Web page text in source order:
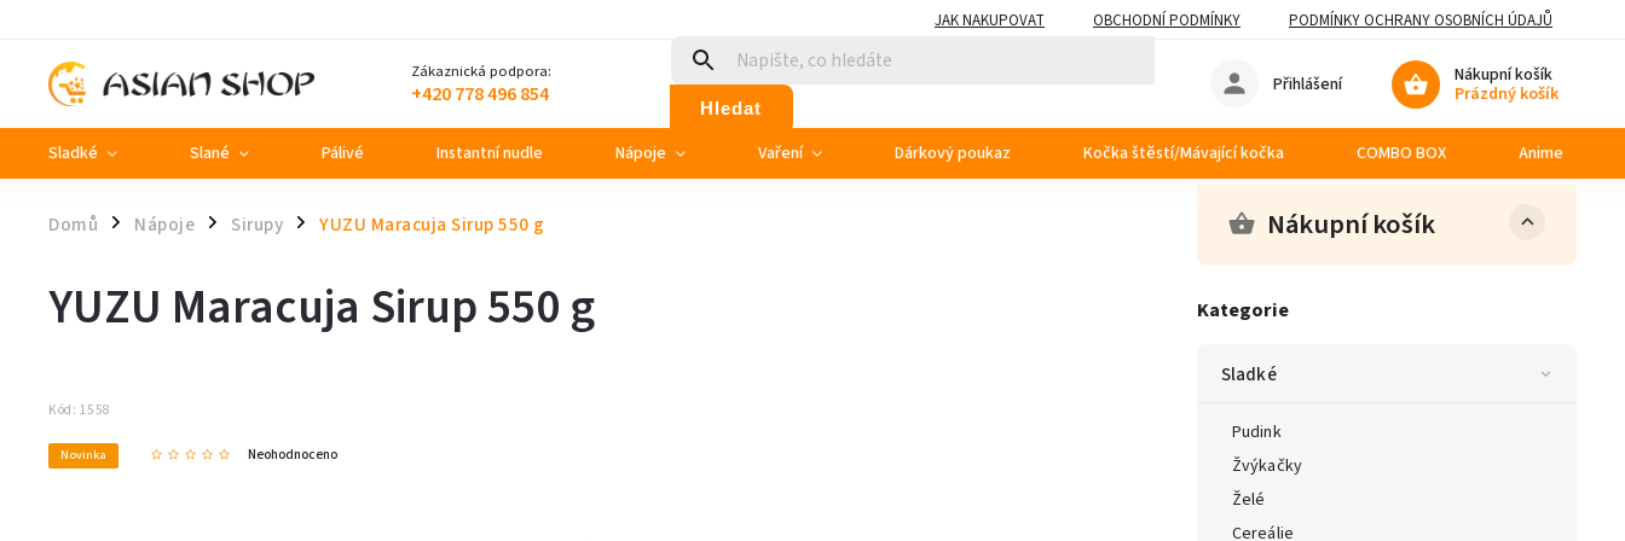
JAK NAKUPOVAT OBCHODNÍ PODMÍNKY PODMÍNKY OCHRANY OSOBNÍCH ÚDAJŮ
Zákaznická podpora:
+420 778 496 854 Hledat
Nákupní košík
Prázdný košík
Přihlášení
Sladké Slané Pálivé Instantní nudle Nápoje Vaření Dárkový poukaz Kočka štěstí/Mávající kočka COMBO BOX Anime
Domů / Nápoje / Sirupy / YUZU Maracuja Sirup 550 g Nákupní košík
Kategorie
Sladké
Pudink
Žvýkačky
Želé
Cereálie
YUZU Maracuja Sirup 550 g
Kód: 1558
Novinka Neohodnoceno